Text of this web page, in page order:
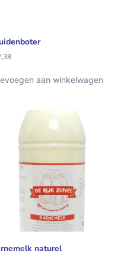
aan winkelwagen
naturel